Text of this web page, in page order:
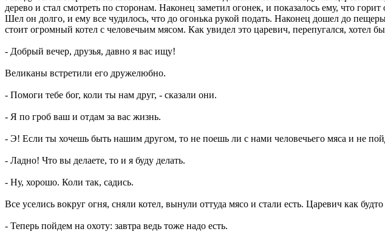
дерево и стал смотреть по сторонам. Наконец заметил огонек, и показалось ему, что
Шел он долго, и ему все чудилось, что до огонька рукой подать. Наконец дошел до
стоит огромный котел с человечьим мясом. Как увидел это царевич, перепугался, хотел
- Добрый вечер, друзья, давно я вас ищу!
Великаны встретили его дружелюбно.
- Помоги тебе бог, коли ты нам друг, - сказали они.
- Я по гроб ваш и отдам за вас жизнь.
- Э! Если ты хочешь быть нашим другом, то не поешь ли с нами человечьего мяса и не
- Ладно! Что вы делаете, то и я буду делать.
- Ну, хорошо. Коли так, садись.
Все уселись вокруг огня, сняли котел, вынули оттуда мясо и стали есть. Царевич как
- Теперь пойдем на охоту: завтра ведь тоже надо есть.